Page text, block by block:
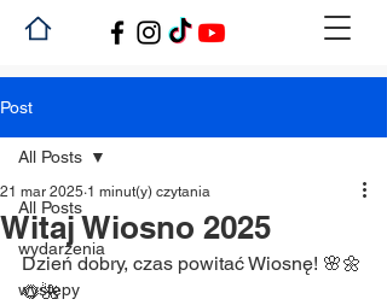
Post
All Posts
wydarzenia
występy
All Posts
Witaj Wiosno 2025
21 mar 2025 1 minut(y) czytania
Dzień dobry, czas powitać Wiosnę! 🌸🌼
🌻🌺